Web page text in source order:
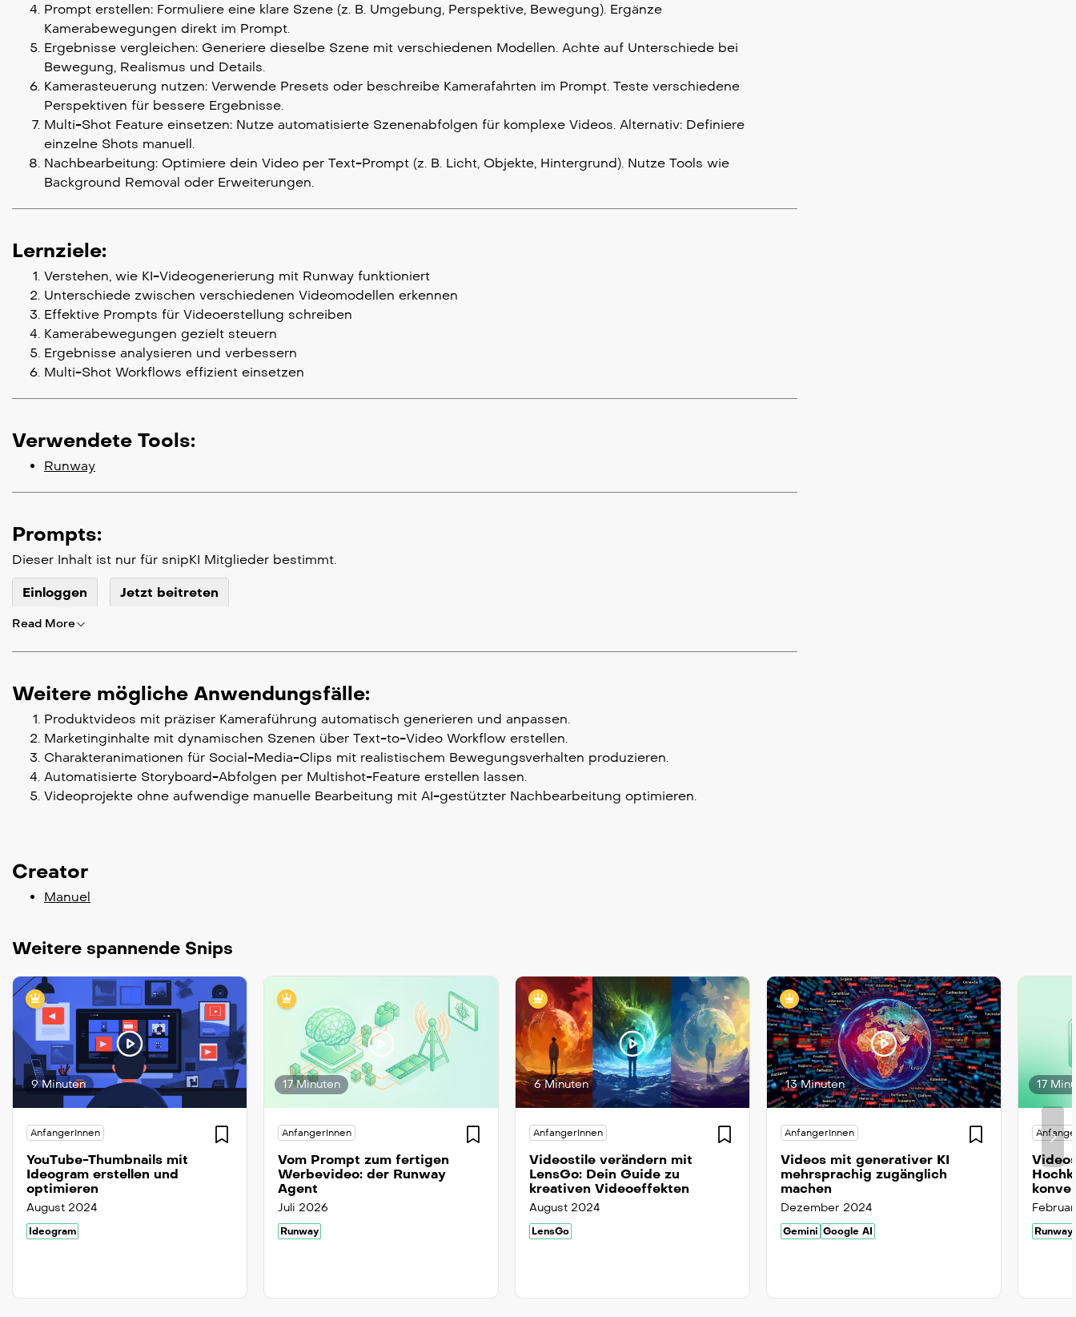
Prompt erstellen: Formuliere eine klare Szene (z. B. Umgebung, Perspektive, Bewegung). Ergänze
Kamerabewegungen direkt im Prompt.
Ergebnisse vergleichen: Generiere dieselbe Szene mit verschiedenen Modellen. Achte auf Unterschiede bei
Bewegung, Realismus und Details.
Kamerasteuerung nutzen: Verwende Presets oder beschreibe Kamerafahrten im Prompt. Teste verschiedene
Perspektiven für bessere Ergebnisse.
Multi-Shot Feature einsetzen: Nutze automatisierte Szenenabfolgen für komplexe Videos. Alternativ: Definiere
einzelne Shots manuell.
Nachbearbeitung: Optimiere dein Video per Text-Prompt (z. B. Licht, Objekte, Hintergrund). Nutze Tools wie
Background Removal oder Erweiterungen.
Lernziele:
Verstehen, wie KI-Videogenerierung mit Runway funktioniert
Unterschiede zwischen verschiedenen Videomodellen erkennen
Effektive Prompts für Videoerstellung schreiben
Kamerabewegungen gezielt steuern
Ergebnisse analysieren und verbessern
Multi-Shot Workflows effizient einsetzen
Verwendete Tools:
Runway
Prompts:
Dieser Inhalt ist nur für snipKI Mitglieder bestimmt.
Einloggen Jetzt beitreten
Read More
Weitere mögliche Anwendungsfälle:
Produktvideos mit präziser Kameraführung automatisch generieren und anpassen.
Marketinginhalte mit dynamischen Szenen über Text-to-Video Workflow erstellen.
Charakteranimationen für Social-Media-Clips mit realistischem Bewegungsverhalten produzieren.
Automatisierte Storyboard-Abfolgen per Multishot-Feature erstellen lassen.
Videoprojekte ohne aufwendige manuelle Bearbeitung mit AI-gestützter Nachbearbeitung optimieren.
Creator
Manuel
Weitere spannende Snips
9 Minuten
AnfangerInnen
YouTube-Thumbnails mit
Ideogram erstellen und
optimieren
August 2024
Ideogram
17 Minuten
AnfangerInnen
Vom Prompt zum fertigen
Werbevideo: der Runway
Agent
Juli 2026
Runway
6 Minuten
AnfangerInnen
Videostile verändern mit
LensGo: Dein Guide zu
kreativen Videoeffekten
August 2024
LensGo
13 Minuten
AnfangerInnen
Videos mit generativer KI
mehrsprachig zugänglich
machen
Dezember 2024
Gemini Google AI
17
Runway